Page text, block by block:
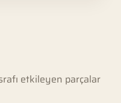
etkileyen parçalar